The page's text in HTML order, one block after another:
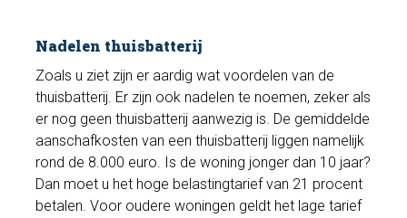
Nadelen thuisbatterij
Zoals u ziet zijn er aardig wat voordelen van de
thuisbatterij. Er zijn ook nadelen te noemen, zeker als
er nog geen thuisbatterij aanwezig is. De gemiddelde
aanschafkosten van een thuisbatterij liggen namelijk
rond de 8.000 euro. Is de woning jonger dan 10 jaar?
Dan moet u het hoge belastingtarief van 21 procent
betalen. Voor oudere woningen geldt het lage tarief